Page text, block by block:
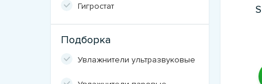
Гигростат
Подборка
Увлажнители ультразвуковые